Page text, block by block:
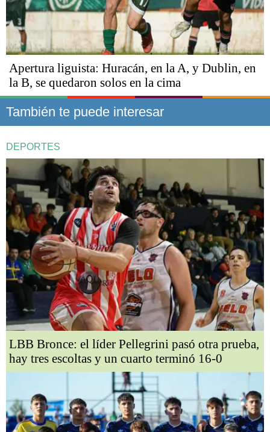
Apertura liguista: Huracán, en la A, y Dublin, en
la B, se quedaron solos en la cima
También te puede interesar
DEPORTES
LBB Bronce: el líder Pellegrini pasó otra prueba,
hay tres escoltas y un cuarto terminó 16-0